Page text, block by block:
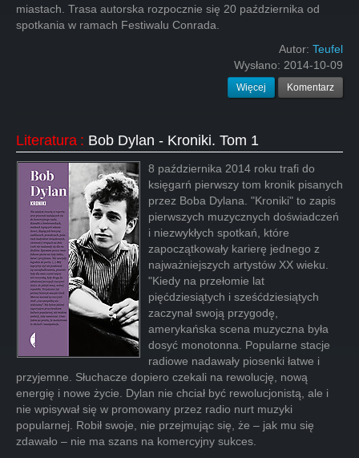
miastach. Trasa autorska rozpocznie się 20 października od
spotkania w ramach Festiwalu Conrada.
Autor: Teufel
Wysłano: 2014-10-09
Więcej Komentarz
Literatura : Bob Dylan - Kroniki. Tom 1
8 października 2014 roku trafi do
księgarń pierwszy tom kronik pisanych
przez Boba Dylana. "Kroniki" to zapis
pierwszych muzycznych doświadczeń
i niezwykłych spotkań, które
zapoczątkowały karierę jednego z
najważniejszych artystów XX wieku.
"Kiedy na przełomie lat
pięćdziesiątych i sześćdziesiątych
zaczynał swoją przygodę,
amerykańska scena muzyczna była
dosyć monotonna. Popularne stacje
radiowe nadawały piosenki łatwe i
przyjemne. Słuchacze dopiero czekali na rewolucję, nową
energię i nowe życie. Dylan nie chciał być rewolucjonistą, ale i
nie wpisywał się w promowany przez radio nurt muzyki
popularnej. Robił swoje, nie przejmując się, że – jak mu się
zdawało – nie ma szans na komercyjny sukces.